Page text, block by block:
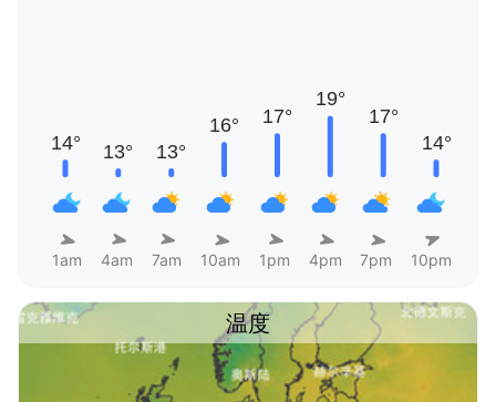
1am 4am 7am 10am 1pm 4pm 7pm 10pm
温度